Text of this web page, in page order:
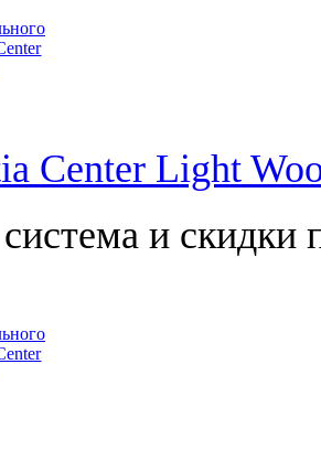
Center Light
и скидки